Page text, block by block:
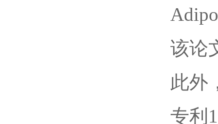
该论
此外
专利